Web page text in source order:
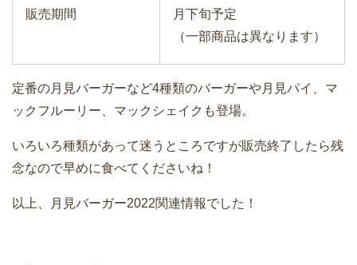
販売期間
月下旬予定
（一部商品は異なります）
定番の月見バーガーなど4種類のバーガーや月見パイ、マ
ックフルーリー、マックシェイクも登場。
いろいろ種類があって迷うところですが販売終了したら残
念なので早めに食べてくださいね！
以上、月見バーガー2022関連情報でした！